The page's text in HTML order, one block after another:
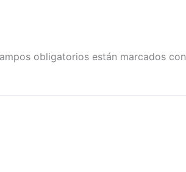
obligatorios están marcados con